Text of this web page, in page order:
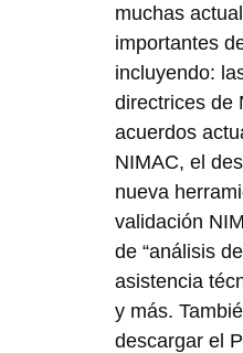
muchas
importantes
incluyendo:
directrices de
acuerdos
NIMAC, el
nueva
validación
de “análisis
asistencia
y más.
descargar el